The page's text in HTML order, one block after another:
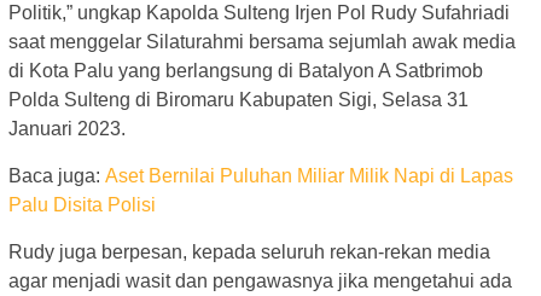
Politik,” ungkap Kapolda Sulteng Irjen Pol Rudy Sufahriadi
saat menggelar Silaturahmi bersama sejumlah awak media
di Kota Palu yang berlangsung di Batalyon A Satbrimob
Polda Sulteng di Biromaru Kabupaten Sigi, Selasa 31
Januari 2023.
Baca juga: Aset Bernilai Puluhan Miliar Milik Napi di Lapas
Palu Disita Polisi
Rudy juga berpesan, kepada seluruh rekan-rekan media
agar menjadi wasit dan pengawasnya jika mengetahui ada